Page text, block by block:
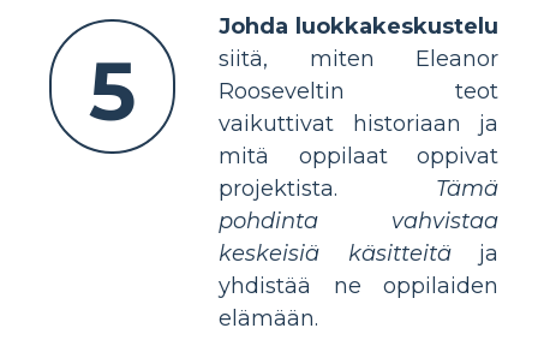
5
Johda luokkakeskustelu
siitä, miten Eleanor
Rooseveltin teot
vaikuttivat historiaan ja
mitä oppilaat oppivat
projektista. Tämä
pohdinta vahvistaa
keskeisiä käsitteitäja
yhdistää ne oppilaiden
elämään.